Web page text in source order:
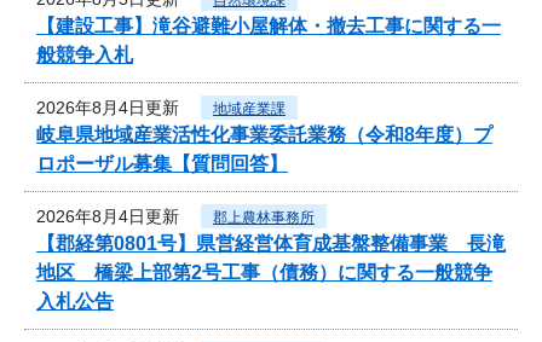
【建設工事】滝谷避難小屋解体・撤去工事に関する一
般競争入札
2026年8月4日更新 地域産業課
岐阜県地域産業活性化事業委託業務（令和8年度）プ
ロポーザル募集【質問回答】
2026年8月4日更新 郡上農林事務所
【郡経第0801号】県営経営体育成基盤整備事業 長滝
地区 橋梁上部第2号工事（債務）に関する一般競争
入札公告